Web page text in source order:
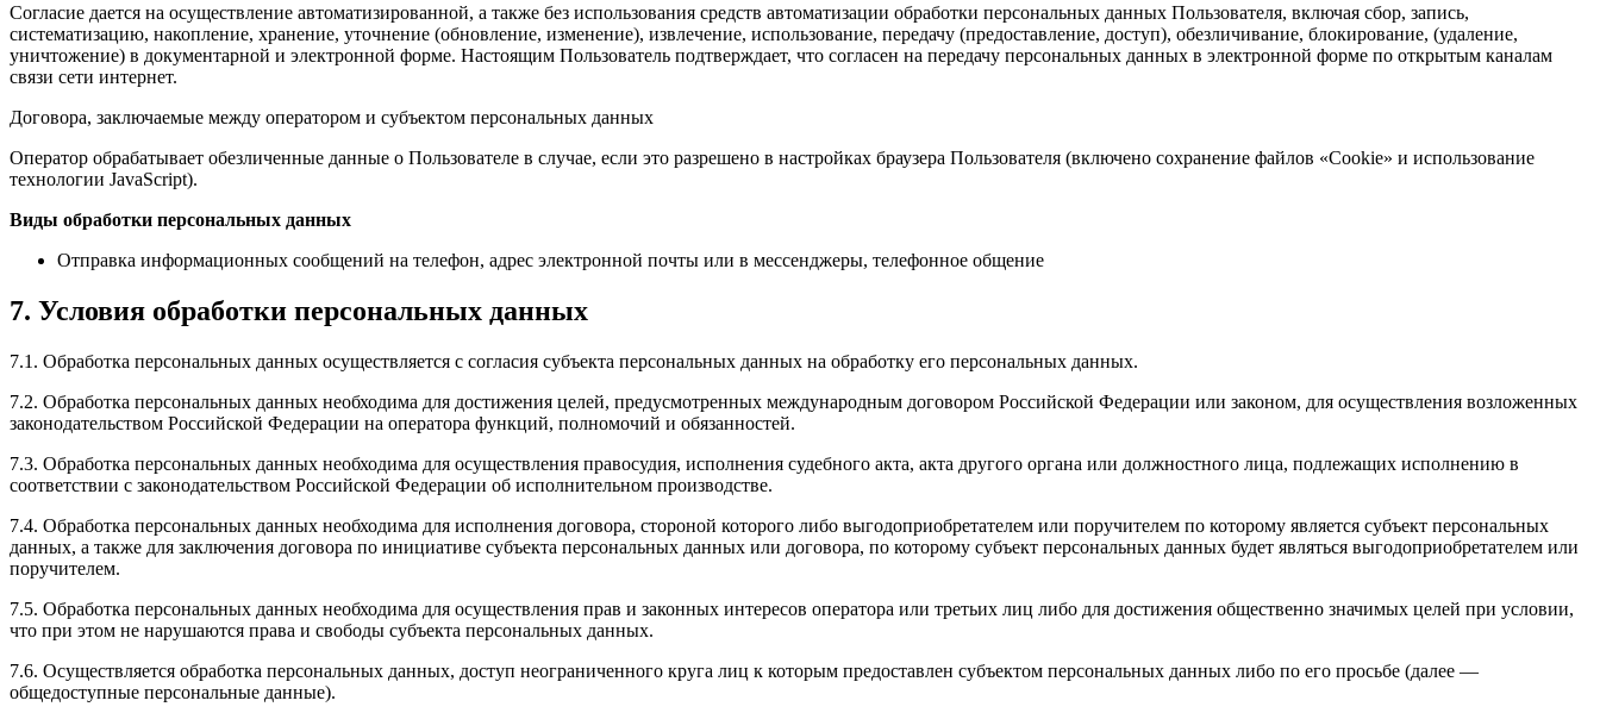
Согласие дается на осуществление автоматизированной, а также без использования средств автоматизации обработки персональных данных Пользователя, включая сбор, запись,
систематизацию, накопление, хранение, уточнение (обновление, изменение), извлечение, использование, передачу (предоставление, доступ), обезличивание, блокирование, (удаление,
уничтожение) в документарной и электронной форме. Настоящим Пользователь подтверждает, что согласен на передачу персональных данных в электронной форме по открытым каналам
связи сети интернет.
Договора, заключаемые между оператором и субъектом персональных данных
Оператор обрабатывает обезличенные данные о Пользователе в случае, если это разрешено в настройках браузера Пользователя (включено сохранение файлов «Cookie» и использование
технологии JavaScript).
Виды обработки персональных данных
Отправка информационных сообщений на телефон, адрес электронной почты или в мессенджеры, телефонное общение
7. Условия обработки персональных данных
7.1. Обработка персональных данных осуществляется с согласия субъекта персональных данных на обработку его персональных данных.
7.2. Обработка персональных данных необходима для достижения целей, предусмотренных международным договором Российской Федерации или законом, для осуществления возложенных
законодательством Российской Федерации на оператора функций, полномочий и обязанностей.
7.3. Обработка персональных данных необходима для осуществления правосудия, исполнения судебного акта, акта другого органа или должностного лица, подлежащих исполнению в
соответствии с законодательством Российской Федерации об исполнительном производстве.
7.4. Обработка персональных данных необходима для исполнения договора, стороной которого либо выгодоприобретателем или поручителем по которому является субъект персональных
данных, а также для заключения договора по инициативе субъекта персональных данных или договора, по которому субъект персональных данных будет являться выгодоприобретателем или
поручителем.
7.5. Обработка персональных данных необходима для осуществления прав и законных интересов оператора или третьих лиц либо для достижения общественно значимых целей при условии,
что при этом не нарушаются права и свободы субъекта персональных данных.
7.6. Осуществляется обработка персональных данных, доступ неограниченного круга лиц к которым предоставлен субъектом персональных данных либо по его просьбе (далее —
общедоступные персональные данные).